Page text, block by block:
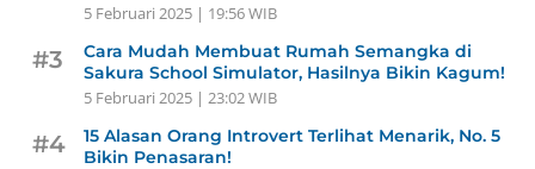
5 Februari 2025 | 19:56 WIB
#3
Cara Mudah Membuat Rumah Semangka di
Sakura School Simulator, Hasilnya Bikin Kagum!
5 Februari 2025 | 23:02 WIB
#4
15 Alasan Orang Introvert Terlihat Menarik, No. 5
Bikin Penasaran!